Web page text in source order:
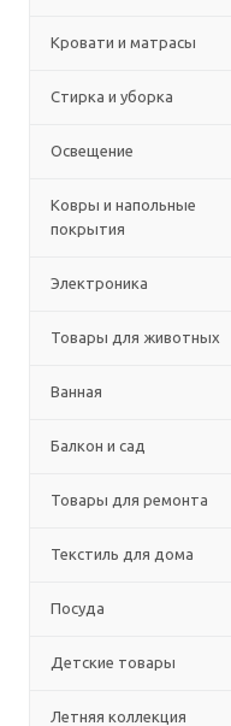
Кровати и матрасы
Стирка и уборка
Освещение
Ковры и напольные
покрытия
Электроника
Товары для животных
Ванная
Балкон и сад
Товары для ремонта
Текстиль для дома
Посуда
Детские товары
Летняя коллекция